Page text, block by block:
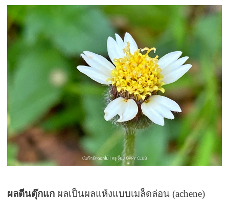
ผลตีนตุ๊กแก ผลเป็นผลแห้งแบบเมล็ดล่อน (achene)